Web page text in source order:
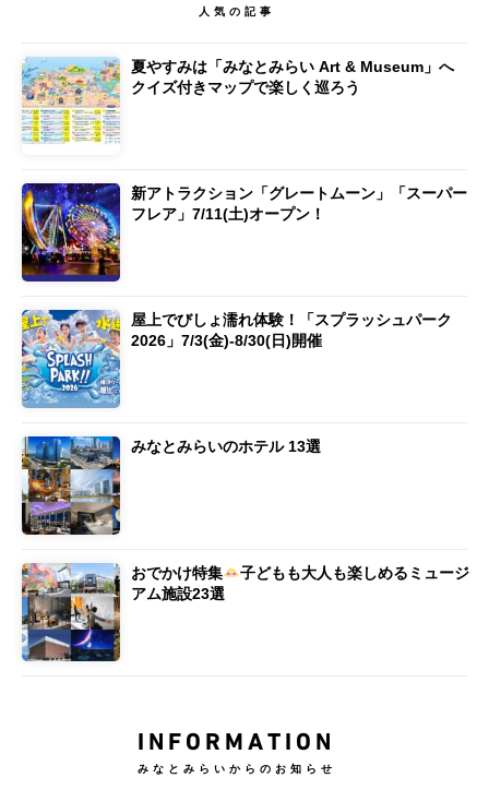
人気の記事
夏やすみは「みなとみらい Art & Museum」へ
クイズ付きマップで楽しく巡ろう
新アトラクション「グレートムーン」「スーパー
フレア」7/11(土)オープン！
屋上でびしょ濡れ体験！「スプラッシュパーク
2026」7/3(金)-8/30(日)開催
みなとみらいのホテル 13選
おでかけ特集
子どもも大人も楽しめるミュージ
アム施設23選
INFORMATION
みなとみらいからのお知らせ